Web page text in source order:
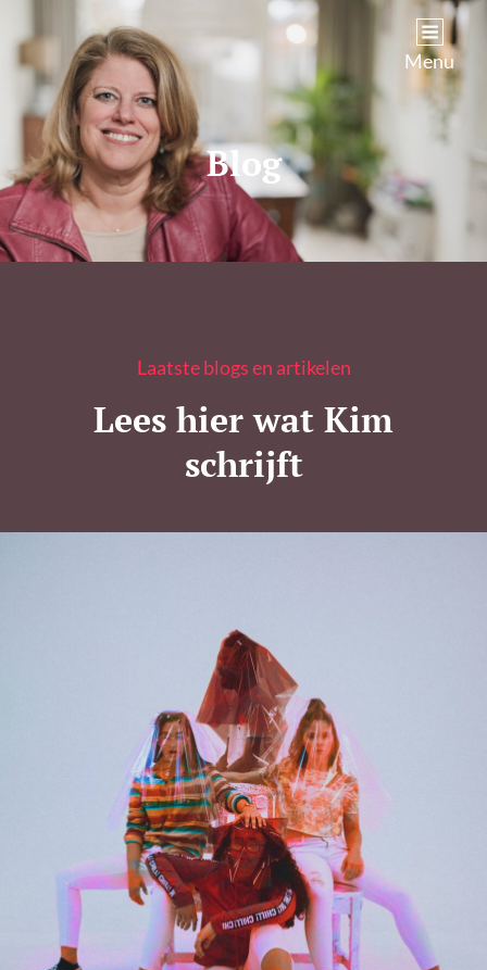
Kim Castenmiller Menu
Blog
Laatste blogs en artikelen
Lees hier wat Kim
schrijft